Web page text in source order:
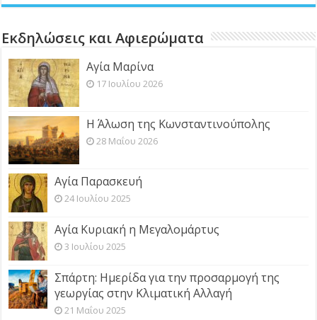
Εκδηλώσεις και Αφιερώματα
Αγία Μαρίνα
17 Ιουλίου 2026
Η Άλωση της Κωνσταντινούπολης
28 Μαΐου 2026
Αγία Παρασκευή
24 Ιουλίου 2025
Αγία Κυριακή η Μεγαλομάρτυς
3 Ιουλίου 2025
Σπάρτη: Ημερίδα για την προσαρμογή της
γεωργίας στην Κλιματική Αλλαγή
21 Μαΐου 2025